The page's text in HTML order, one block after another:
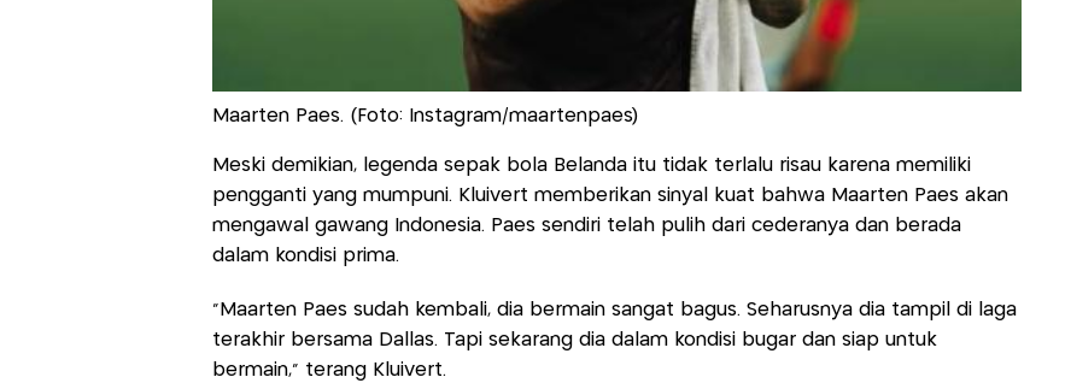
Maarten Paes. (Foto: Instagram/maartenpaes)
Meski demikian, legenda sepak bola Belanda itu tidak terlalu risau karena memiliki
pengganti yang mumpuni. Kluivert memberikan sinyal kuat bahwa Maarten Paes akan
mengawal gawang Indonesia. Paes sendiri telah pulih dari cederanya dan berada
dalam kondisi prima.
“Maarten Paes sudah kembali, dia bermain sangat bagus. Seharusnya dia tampil di laga
terakhir bersama Dallas. Tapi sekarang dia dalam kondisi bugar dan siap untuk
bermain,” terang Kluivert.